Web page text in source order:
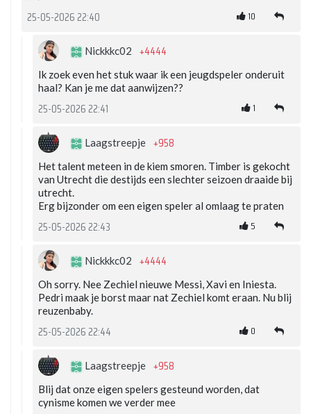
25-05-2026 22:40 10
Nickkkc02 +4444
Ik zoek even het stuk waar ik een jeugdspeler onderuit
haal? Kan je me dat aanwijzen??
25-05-2026 22:41 1
Laagstreepje +958
Het talent meteen in de kiem smoren. Timber is gekocht
van Utrecht die destijds een slechter seizoen draaide bij
utrecht.
Erg bijzonder om een eigen speler al omlaag te praten
25-05-2026 22:43 5
Nickkkc02 +4444
Oh sorry. Nee Zechiel nieuwe Messi, Xavi en Iniesta.
Pedri maak je borst maar nat Zechiel komt eraan. Nu blij
reuzenbaby.
25-05-2026 22:44 0
Laagstreepje +958
Blij dat onze eigen spelers gesteund worden, dat
cynisme komen we verder mee